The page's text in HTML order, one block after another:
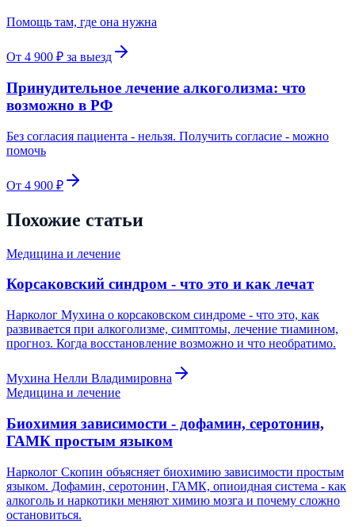
Помощь там, где она нужна
От 4 900 ₽ за выезд
Принудительное лечение алкоголизма: что
возможно в РФ
Без согласия пациента - нельзя. Получить согласие - можно
помочь
От 4 900 ₽
Похожие статьи
Медицина и лечение
Корсаковский синдром - что это и как лечат
Нарколог Мухина о корсаковском синдроме - что это, как
развивается при алкоголизме, симптомы, лечение тиамином,
прогноз. Когда восстановление возможно и что необратимо.
Мухина Нелли Владимировна
Медицина и лечение
Биохимия зависимости - дофамин, серотонин,
ГАМК простым языком
Нарколог Скопин объясняет биохимию зависимости простым
языком. Дофамин, серотонин, ГАМК, опиоидная система - как
алкоголь и наркотики меняют химию мозга и почему сложно
остановиться.